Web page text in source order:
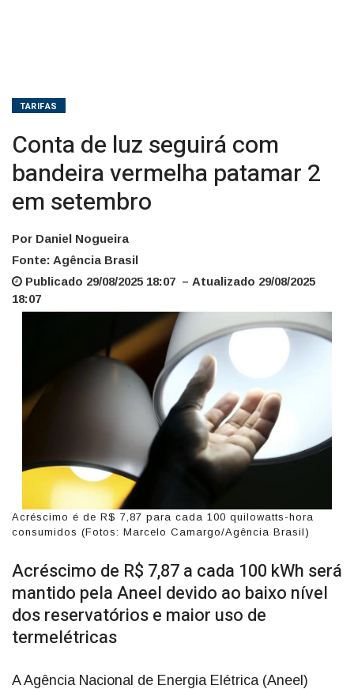
TARIFAS
Conta de luz seguirá com
bandeira vermelha patamar 2
em setembro
Por Daniel Nogueira
Fonte: Agência Brasil
Publicado 29/08/2025 18:07 – Atualizado 29/08/2025
18:07
Acréscimo é de R$ 7,87 para cada 100 quilowatts-hora
consumidos (Fotos: Marcelo Camargo/Agência Brasil)
Acréscimo de R$ 7,87 a cada 100 kWh será
mantido pela Aneel devido ao baixo nível
dos reservatórios e maior uso de
termelétricas
A Agência Nacional de Energia Elétrica (Aneel)